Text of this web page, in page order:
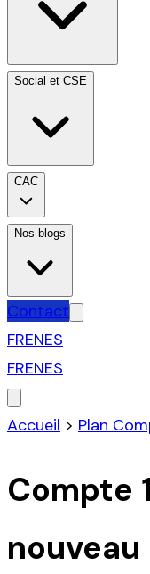
Social et CSE
CAC
Nos blogs
Contact
FRENES
FRENES
Accueil > Plan
Compte